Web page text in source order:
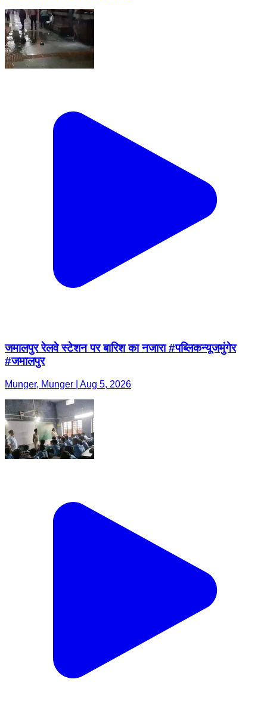
जमालपुर रेलवे स्टेशन पर बारिश का नजारा #पब्लिकन्यूजमुंगेर
#जमालपुर
Munger, Munger | Aug 5, 2026